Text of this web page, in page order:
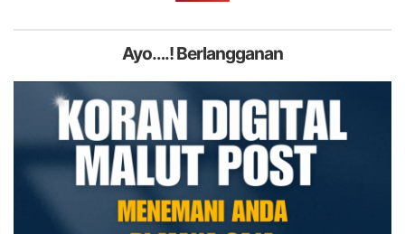
Ayo….! Berlangganan